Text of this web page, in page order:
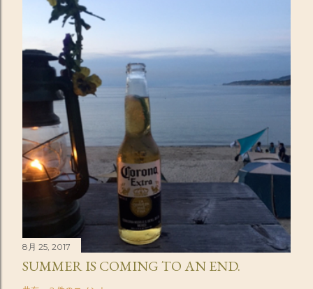
8月 25, 2017
SUMMER IS COMING TO AN END.